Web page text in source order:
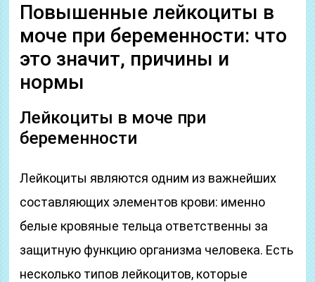
Повышенные лейкоциты в
моче при беременности: что
это значит, причины и
нормы
Лейкоциты в моче при
беременности
Лейкоциты являются одним из важнейших
составляющих элементов крови: именно
белые кровяные тельца ответственны за
защитную функцию организма человека. Есть
несколько типов лейкоцитов, которые